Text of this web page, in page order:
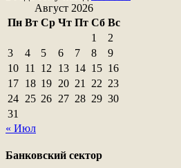
Август 2026
Пн Вт Ср Чт Пт Сб Вс
1
2
3
4 5 6 7 8
9
10 11 12 13 14 15 16
17 18 19 20 21 22 23
24 25 26 27 28 29 30
31
« Июл
Банковский сектор